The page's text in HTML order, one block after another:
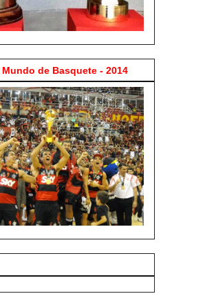
de Basquete - 2014